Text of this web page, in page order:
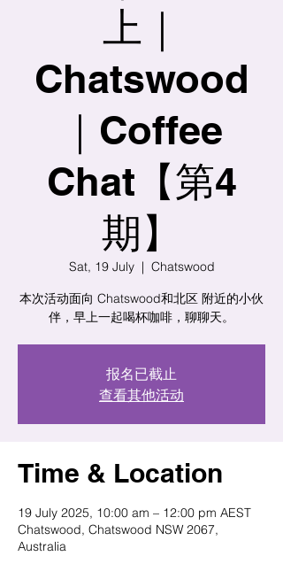
上｜
Chatswood
｜Coffee
Chat【第4
期】
Sat, 19 July
  |
Chatswood
本次活动面向 Chatswood和北区 附近的小伙
伴，早上一起喝杯咖啡，聊聊天。
报名已截止
查看其他活动
Time & Location
19 July 2025, 10:00 am – 12:00 pm AEST
Chatswood, Chatswood NSW 2067,
Australia